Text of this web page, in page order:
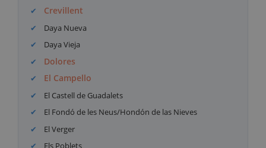
Crevillent
Daya Nueva
Daya Vieja
Dolores
El Campello
El Castell de Guadalets
El Fondó de les Neus/Hondón de las Nieves
El Verger
Els Poblets